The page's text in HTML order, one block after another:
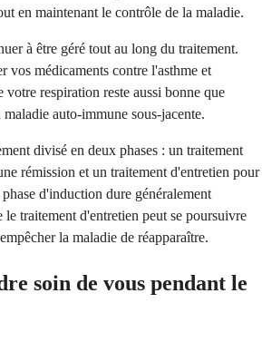
en maintenant le contrôle de la maladie.
à être géré tout au long du traitement.
vos médicaments contre l'asthme et
votre respiration reste aussi bonne que
auto-immune sous-jacente.
divisé en deux phases : un traitement
rémission et un traitement d'entretien pour
d'induction dure généralement
le traitement d'entretien peut se poursuivre
la maladie de réapparaître.
soin de vous pendant le